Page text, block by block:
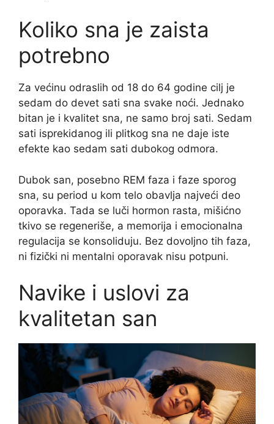
Koliko sna je zaista
potrebno
Za većinu odraslih od 18 do 64 godine cilj je
sedam do devet sati sna svake noći. Jednako
bitan je i kvalitet sna, ne samo broj sati. Sedam
sati isprekidanog ili plitkog sna ne daje iste
efekte kao sedam sati dubokog odmora.
Dubok san, posebno REM faza i faze sporog
sna, su period u kom telo obavlja najveći deo
oporavka. Tada se luči hormon rasta, mišićno
tkivo se regeneriše, a memorija i emocionalna
regulacija se konsoliduju. Bez dovoljno tih faza,
ni fizički ni mentalni oporavak nisu potpuni.
Navike i uslovi za
kvalitetan san